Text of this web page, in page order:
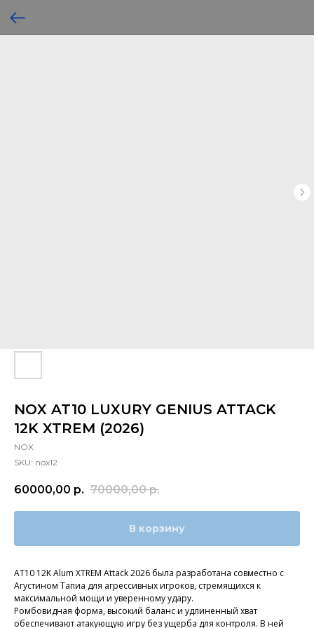
NOX AT10 LUXURY GENIUS ATTACK
12K XTREM (2026)
NOX
SKU: nox12
60000,00 р. 70000,00 р.
В корзину
AT10 12K Alum XTREM Attack 2026 была разработана совместно с
Агустином Тапиа для агрессивных игроков, стремящихся к
максимальной мощи и уверенному удару.
Ромбовидная форма, высокий баланс и удлиненный хват
обеспечивают атакующую игру без ущерба для контроля. В ней